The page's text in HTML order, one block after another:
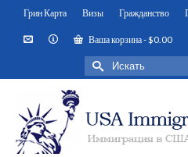
Грин Карта Визы Гражданство
Ваша корзина-$0.00
Искать: